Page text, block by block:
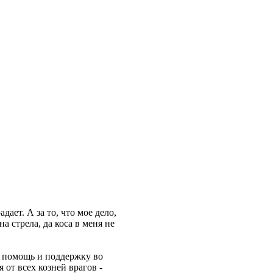
А за то, что мое дело,
стрела, да коса в меня не
и поддержку во
всех козней врагов -